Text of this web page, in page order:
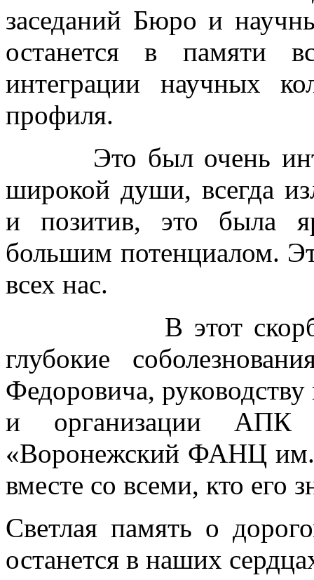
заседаний Бюро и
останется в памяти
интеграции научных
профиля.
Это был очень
широкой души, всегда
и позитив, это была
большим потенциалом.
всех нас.
В этот скорбный
глубокие
Федоровича,
и организации
«Воронежский ФАНЦ
вместе со всеми, кто его
Светлая память о
останется в наших